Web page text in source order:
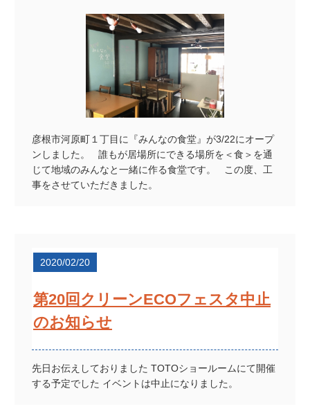
彦根市河原町１丁目に『みんなの食堂』が3/22にオープ
ンしました。 誰もが居場所にできる場所を＜食＞を通
じて地域のみんなと一緒に作る食堂です。 この度、工
事をさせていただきました。
2020/02/20
第20回クリーンECOフェスタ中止
のお知らせ
先日お伝えしておりました TOTOショールームにて開催
する予定でした イベントは中止になりました。